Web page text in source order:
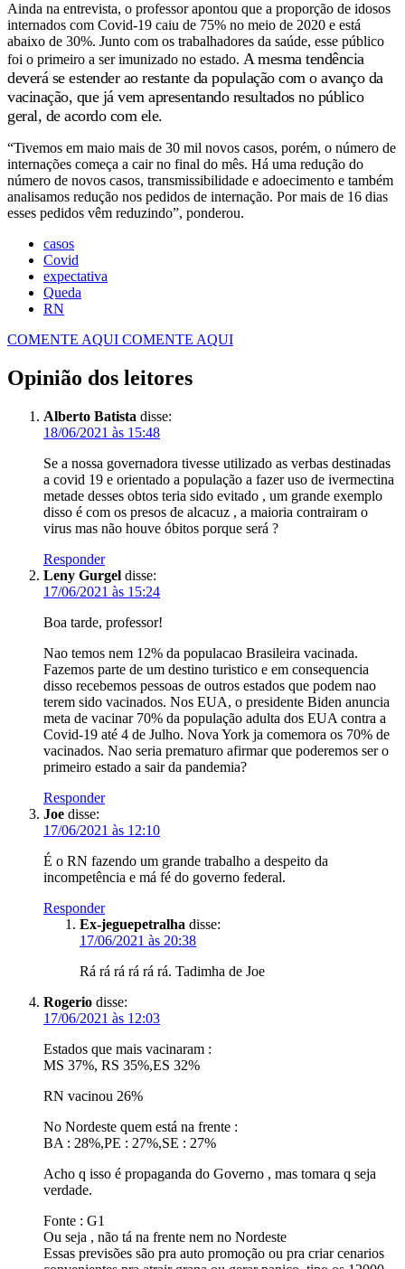
Ainda na entrevista, o professor apontou que a proporção de idosos
internados com Covid-19 caiu de 75% no meio de 2020 e está
abaixo de 30%. Junto com os trabalhadores da saúde, esse público
foi o primeiro a ser imunizado no estado. A mesma tendência
deverá se estender ao restante da população com o avanço da
vacinação, que já vem apresentando resultados no público
geral, de acordo com ele.
“Tivemos em maio mais de 30 mil novos casos, porém, o número de
internações começa a cair no final do mês. Há uma redução do
número de novos casos, transmissibilidade e adoecimento e também
analisamos redução nos pedidos de internação. Por mais de 16 dias
esses pedidos vêm reduzindo”, ponderou.
casos
Covid
expectativa
Queda
RN
COMENTE AQUI COMENTE AQUI
Opinião dos leitores
Alberto Batista disse:
18/06/2021 às 15:48
Se a nossa governadora tivesse utilizado as verbas destinadas
a covid 19 e orientado a população a fazer uso de ivermectina
metade desses obtos teria sido evitado , um grande exemplo
disso é com os presos de alcacuz , a maioria contrairam o
virus mas não houve óbitos porque será ?
Responder
Leny Gurgel disse:
17/06/2021 às 15:24
Boa tarde, professor!
Nao temos nem 12% da populacao Brasileira vacinada.
Fazemos parte de um destino turistico e em consequencia
disso recebemos pessoas de outros estados que podem nao
terem sido vacinados. Nos EUA, o presidente Biden anuncia
meta de vacinar 70% da população adulta dos EUA contra a
Covid-19 até 4 de Julho. Nova York ja comemora os 70% de
vacinados. Nao seria prematuro afirmar que poderemos ser o
primeiro estado a sair da pandemia?
Responder
Joe disse:
17/06/2021 às 12:10
É o RN fazendo um grande trabalho a despeito da
incompetência e má fé do governo federal.
Responder
Ex-jeguepetralha disse:
17/06/2021 às 20:38
Rá rá rá rá rá rá. Tadimha de Joe
Rogerio disse:
17/06/2021 às 12:03
Estados que mais vacinaram :
MS 37%, RS 35%,ES 32%
RN vacinou 26%
No Nordeste quem está na frente :
BA : 28%,PE : 27%,SE : 27%
Acho q isso é propaganda do Governo , mas tomara q seja
verdade.
Fonte : G1
Ou seja , não tá na frente nem no Nordeste
Essas previsões são pra auto promoção ou pra criar cenarios